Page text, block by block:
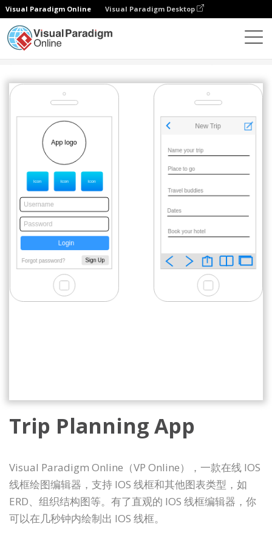
Visual Paradigm Online Visual Paradigm Desktop
Trip Planning App
Visual Paradigm Online（VP Online），一款在线 IOS
线框绘图编辑器，支持 IOS 线框和其他图表类型，如
ERD、组织结构图等。有了直观的 IOS 线框编辑器，你
可以在几秒钟内绘制出 IOS 线框。